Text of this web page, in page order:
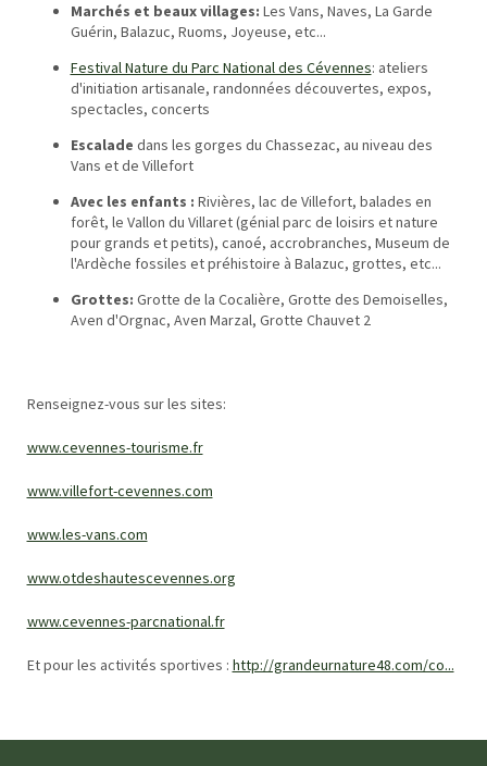
Marchés et beaux villages: Les Vans, Naves, La Garde
Guérin, Balazuc, Ruoms, Joyeuse, etc...
Festival Nature du Parc National des Cévennes: ateliers
d'initiation artisanale, randonnées découvertes, expos,
spectacles, concerts
Escalade dans les gorges du Chassezac, au niveau des
Vans et de Villefort
Avec les enfants : Rivières, lac de Villefort, balades en
forêt, le Vallon du Villaret (génial parc de loisirs et nature
pour grands et petits), canoé, accrobranches, Museum de
l'Ardèche fossiles et préhistoire à Balazuc, grottes, etc...
Grottes: Grotte de la Cocalière, Grotte des Demoiselles,
Aven d'Orgnac, Aven Marzal, Grotte Chauvet 2
Renseignez-vous sur les sites:
www.cevennes-tourisme.fr
www.villefort-cevennes.com
www.les-vans.com
www.otdeshautescevennes.org
www.cevennes-parcnational.fr
Et pour les activités sportives : http://grandeurnature48.com/co...